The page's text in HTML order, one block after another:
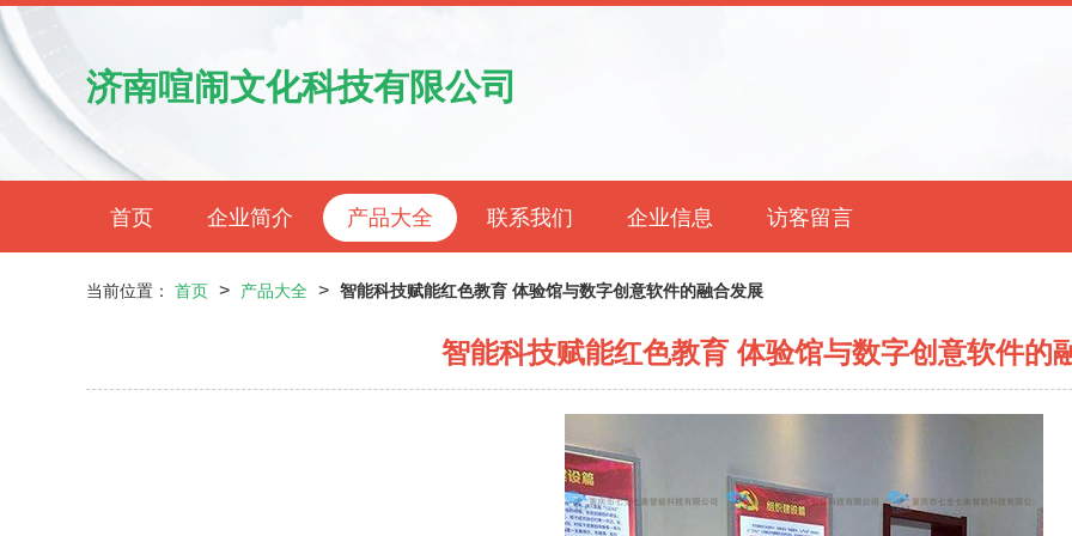
济南喧闹文化科技有限公司
首页 企业简介 产品大全 联系我们 企业信息 访客留言
当前位置： 首页 > 产品大全 > 智能科技赋能红色教育 体验馆与数字创意软件的融合发展
智能科技赋能红色教育 体验馆与数字创意软件的